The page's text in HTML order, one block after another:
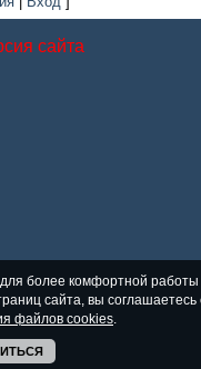
сайта
более комфортной работы
сайта, вы соглашаетесь
файлов cookies